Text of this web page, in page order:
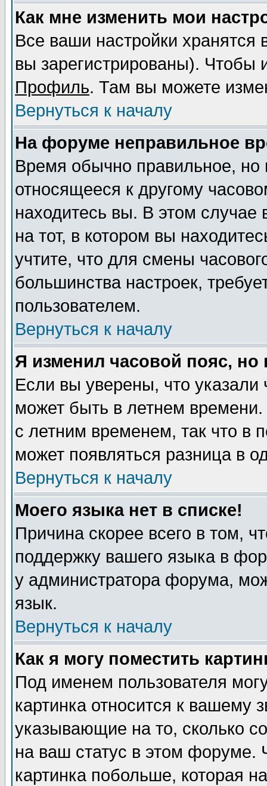
Как мне изменить мои
Все ваши настройки хранятся
вы зарегистрированы). Чтобы
Профиль. Там вы можете
Вернуться к началу
На форуме неправильное
Время обычно правильное,
относящееся к другому
находитесь вы. В этом
на тот, в котором вы
учтите, что для смены
большинства настроек,
пользователем.
Вернуться к началу
Я изменил часовой пояс,
Если вы уверены, что указали
может быть в летнем
с летним временем, так что в
может появляться разница в
Вернуться к началу
Моего языка нет в списке!
Причина скорее всего в том,
поддержку вашего языка в
у администратора форума,
язык.
Вернуться к началу
Как я могу поместить
Под именем пользователя
картинка относится к вашему
указывающие на то, сколько
на ваш статус в этом форуме.
картинка побольше, которая